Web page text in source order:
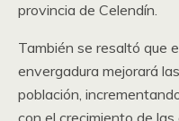
provincia de Celendín.
También se resaltó que
envergadura mejorará
población,
con el crecimiento de